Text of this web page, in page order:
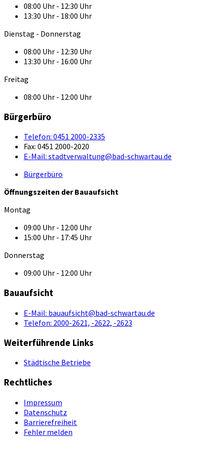
08:00 Uhr - 12:30 Uhr
13:30 Uhr - 18:00 Uhr
Dienstag - Donnerstag
08:00 Uhr - 12:30 Uhr
13:30 Uhr - 16:00 Uhr
Freitag
08:00 Uhr - 12:00 Uhr
Bürgerbüro
Telefon: 0451 2000-2335
Fax: 0451 2000-2020
E-Mail: stadtverwaltung@bad-schwartau.de
Bürgerbüro
Öffnungszeiten der Bauaufsicht
Montag
09:00 Uhr - 12:00 Uhr
15:00 Uhr - 17:45 Uhr
Donnerstag
09:00 Uhr - 12:00 Uhr
Bauaufsicht
E-Mail: bauaufsicht@bad-schwartau.de
Telefon: 2000-2621, -2622, -2623
Weiterführende Links
Städtische Betriebe
Rechtliches
Impressum
Datenschutz
Barrierefreiheit
Fehler melden